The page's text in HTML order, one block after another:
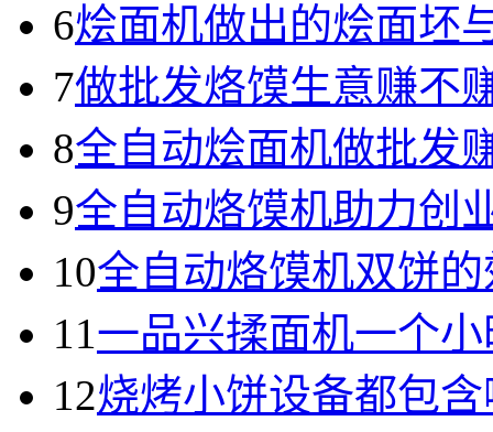
6烩面机做出的烩面坯
7做批发烙馍生意赚不
8全自动烩面机做批发
9全自动烙馍机助力创
10全自动烙馍机双饼
11一品兴揉面机一个
12烧烤小饼设备都包